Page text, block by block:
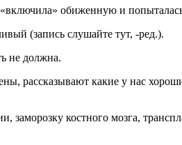
обиженную и
(запись слушайте тут, -ред.).
не должна.
рассказывают какие у нас
заморозку костного мозга,